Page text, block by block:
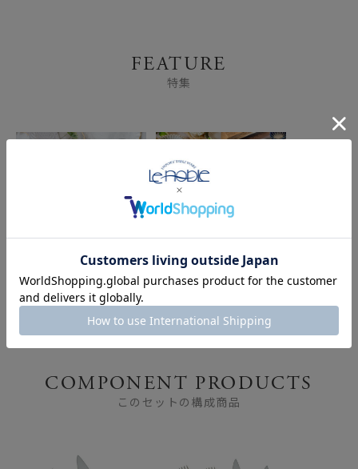
FEATURE
特集
涼し気なガラス食器で演
出する「夏の器/Vetro
Felice」
世界のテーブルウェアを
巡る旅 ー 日本ブランド
と世界の名品 第2弾 ー
COMPONENT PRODUCTS
このセットの構成商品